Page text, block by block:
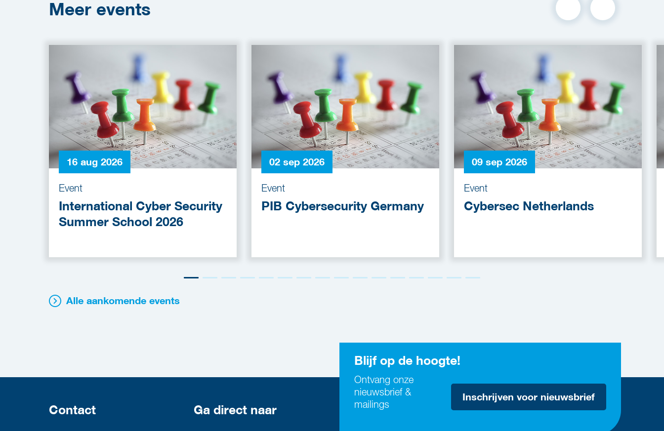
Meer events
16 aug 2026
Event
International Cyber Security
Summer School 2026
02 sep 2026
Event
PIB Cybersecurity Germany
09 sep 2026
Event
Cybersec Netherlands
Alle aankomende events
Blijf op de hoogte!
Ontvang onze
nieuwsbrief &
mailings
Inschrijven voor nieuwsbrief
Contact Ga direct naar